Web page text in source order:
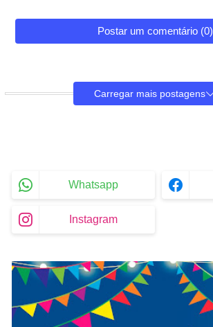
Postar um comentário (0)
Carregar mais postagens
Whatsapp
Instagram